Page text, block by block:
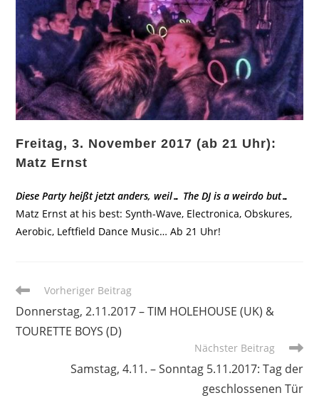
Freitag, 3. November 2017 (ab 21 Uhr):
Matz Ernst
Diese Party heißt jetzt anders, weil… The DJ is a weirdo but…
Matz Ernst at his best: Synth-Wave, Electronica, Obskures,
Aerobic, Leftfield Dance Music… Ab 21 Uhr!
Weitere
ansehen
Vorheriger Beitrag
Donnerstag, 2.11.2017 – TIM HOLEHOUSE (UK) &
TOURETTE BOYS (D)
Nächster Beitrag
Samstag, 4.11. – Sonntag 5.11.2017: Tag der
geschlossenen Tür